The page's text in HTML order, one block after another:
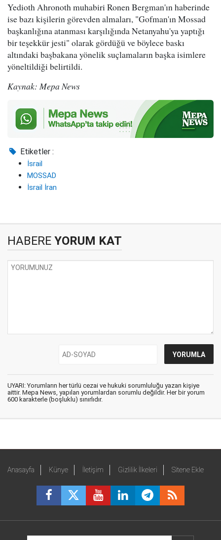
Yedioth Ahronoth muhabiri Ronen Bergman'ın haberinde
ise bazı kişilerin görevden almaları, "Gofman'ın Mossad
başkanlığına atanması karşılığında Netanyahu'ya yaptığı
bir teşekkür jesti" olarak gördüğü ve böylece baskı
altındaki başbakana yönelik suçlamaların başka isimlere
yöneltildiği belirtildi.
Kaynak: Mepa News
Etiketler :
İsrail
MOSSAD
İsrail İran
HABERE YORUM KAT
UYARI: Yorumların her türlü cezai ve hukuki sorumluluğu yazan kişiye
aittir. Mepa News, yapılan yorumlardan sorumlu değildir. Her bir yorum
600 karakterle (boşluklu) sınırlıdır.
Anasayfa Künye İletişim Gizlilik İlkeleri Sitene Ekle